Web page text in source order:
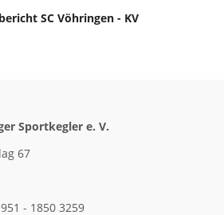
SC Vöhringen - KV
Sportkegler e. V.
67
- 1850 3259